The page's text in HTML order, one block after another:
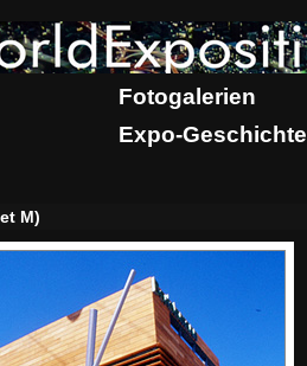
Fotogalerien
Expo-Geschichte
M)